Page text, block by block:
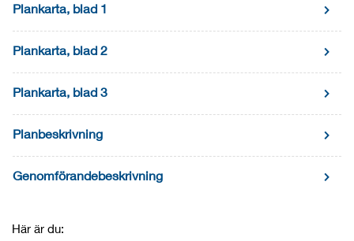
Plankarta, blad 1
Plankarta, blad 2
Plankarta, blad 3
Planbeskrivning
Genomförandebeskrivning
Här är du: